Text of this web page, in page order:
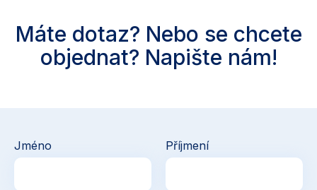
Máte dotaz? Nebo se chcete
objednat? Napište nám!
Jméno Příjmení